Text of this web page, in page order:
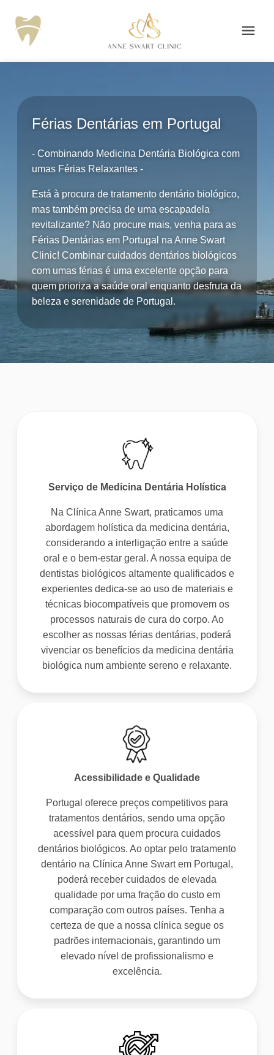
Férias Dentárias em Portugal
- Combinando Medicina Dentária Biológica com
umas Férias Relaxantes -
Está à procura de tratamento dentário biológico,
mas também precisa de uma escapadela
revitalizante? Não procure mais, venha para as
Férias Dentárias em Portugal na Anne Swart
Clinic! Combinar cuidados dentários biológicos
com umas férias é uma excelente opção para
quem prioriza a saúde oral enquanto desfruta da
beleza e serenidade de Portugal.
Serviço de Medicina Dentária Holística
Na Clínica Anne Swart, praticamos uma
abordagem holística da medicina dentária,
considerando a interligação entre a saúde
oral e o bem-estar geral. A nossa equipa de
dentistas biológicos altamente qualificados e
experientes dedica-se ao uso de materiais e
técnicas biocompatíveis que promovem os
processos naturais de cura do corpo. Ao
escolher as nossas férias dentárias, poderá
vivenciar os benefícios da medicina dentária
biológica num ambiente sereno e relaxante.
Acessibilidade e Qualidade
Portugal oferece preços competitivos para
tratamentos dentários, sendo uma opção
acessível para quem procura cuidados
dentários biológicos. Ao optar pelo tratamento
dentário na Clínica Anne Swart em Portugal,
poderá receber cuidados de elevada
qualidade por uma fração do custo em
comparação com outros países. Tenha a
certeza de que a nossa clínica segue os
padrões internacionais, garantindo um
elevado nível de profissionalismo e
excelência.